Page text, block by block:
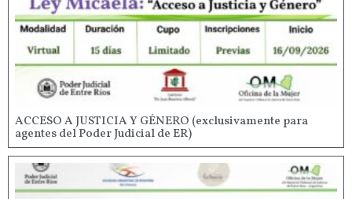
ACCESO A JUSTICIA Y GÉNERO (exclusivamente para
agentes del Poder Judicial de ER)